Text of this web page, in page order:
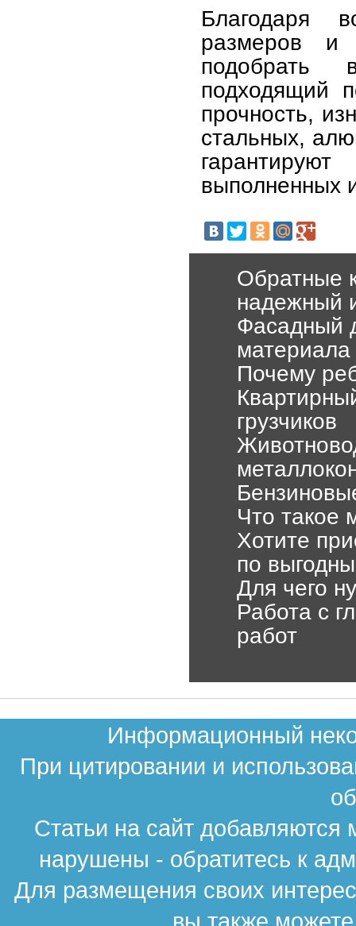
Благодаря
размеров и
подобрать
подходящий
прочность,
стальных,
выполненных
Обратные
надежный
Фасадный
материала
Почему
грузчиков
Что такое
Хотите
по
Для чего
Работа с
работ
Информационный
При цитировании и
Статьи на сайт
нарушены - обратитесь к
Для размещения своих